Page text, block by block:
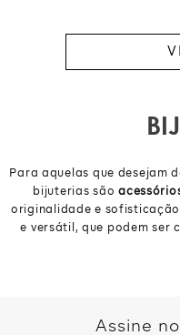
Para aquelas que desejam
bijuterias são
originalidade e
e versátil, que podem ser
Assine